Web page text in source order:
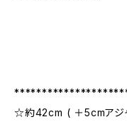
☆約42cm ( ＋5cmアジ